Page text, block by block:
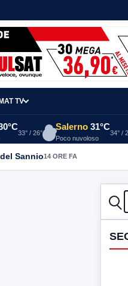
TV
33° / 26°
Salerno 31°C
Poco nuvoloso
34° /
Sannio14 ORE FA